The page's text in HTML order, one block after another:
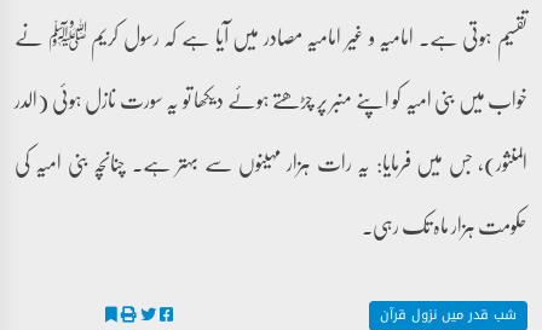
تقسیم ہوتی ہے۔ امامیہ و غیر امامیہ مصادر میں آیا ہے کہ رسول کریم ﷺ نے
خواب میں بنی امیہ کو اپنے منبر پر چڑھتے ہوئے دیکھا تو یہ سورت نازل ہوئی (الدر
المنثور)، جس میں فرمایا: یہ رات ہزار مہینوں سے بہتر ہے۔ چنانچہ بنی امیہ کی
حکومت ہزار ماہ تک رہی۔
شب قدر میں نزول قرآن